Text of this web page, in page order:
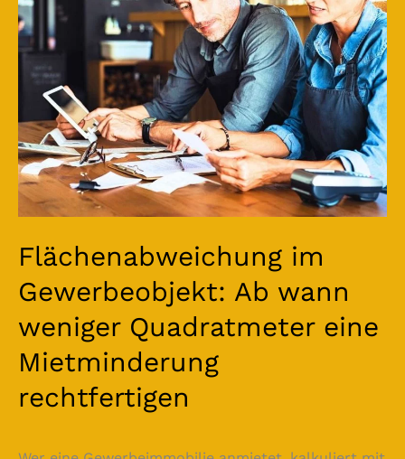
Flächenabweichung im
Gewerbeobjekt: Ab wann
weniger Quadratmeter eine
Mietminderung
rechtfertigen
wann
weniger
Quadratmeter
eine
Mietminderung
rechtfertigen